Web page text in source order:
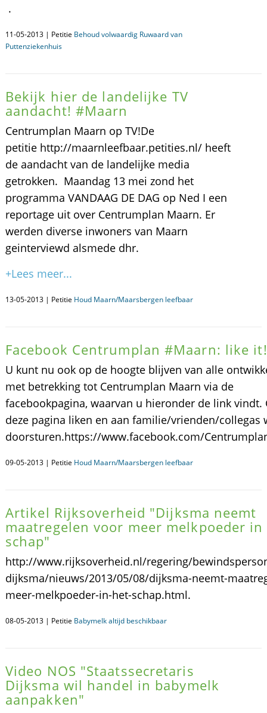
.
11-05-2013 | Petitie Behoud volwaardig Ruwaard van
Puttenziekenhuis
Bekijk hier de landelijke TV
aandacht! #Maarn
Centrumplan Maarn op TV!De
petitie http://maarnleefbaar.petities.nl/ heeft
de aandacht van de landelijke media
getrokken. Maandag 13 mei zond het
programma VANDAAG DE DAG op Ned I een
reportage uit over Centrumplan Maarn. Er
werden diverse inwoners van Maarn
geinterviewd alsmede dhr.
+Lees meer...
13-05-2013 | Petitie Houd Maarn/Maarsbergen leefbaar
Facebook Centrumplan #Maarn: like it!
U kunt nu ook op de hoogte blijven van alle
met betrekking tot Centrumplan Maarn via de
facebookpagina, waarvan u hieronder de link vindt.
deze pagina liken en aan familie/vrienden/collegas
doorsturen.https://www.facebook.com/
09-05-2013 | Petitie Houd Maarn/Maarsbergen leefbaar
Artikel Rijksoverheid "Dijksma neemt
maatregelen voor meer melkpoeder
schap"
http://www.rijksoverheid.nl/regering/
dijksma/nieuws/2013/05/08/dijksma-neemt-
meer-melkpoeder-in-het-schap.html.
08-05-2013 | Petitie Babymelk altijd beschikbaar
Video NOS "Staatssecretaris
Dijksma wil handel in babymelk
aanpakken"